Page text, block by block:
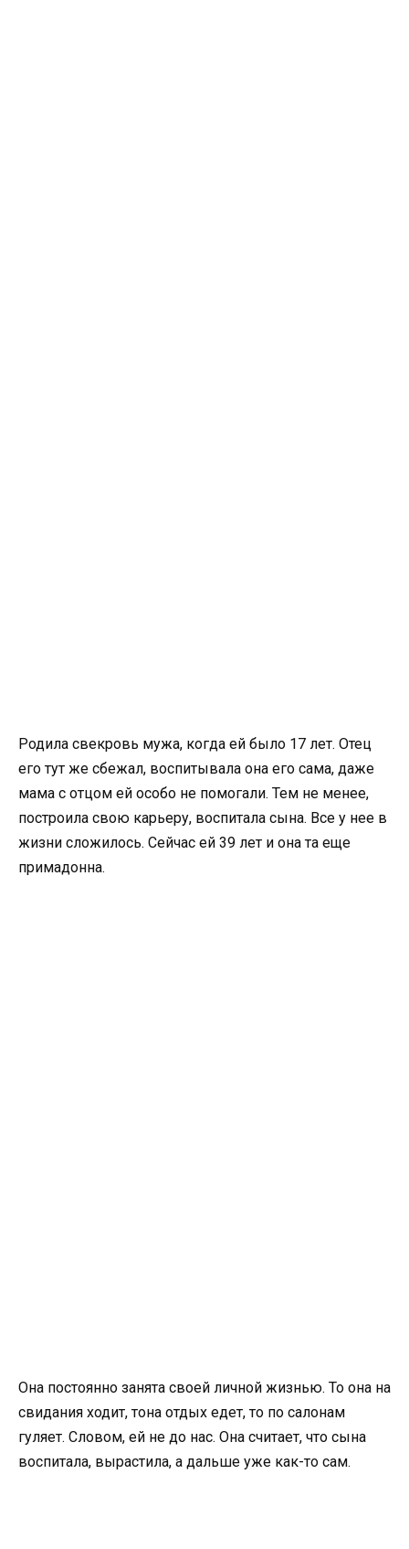
Родила свекровь мужа, когда ей было 17 лет. Отец
его тут же сбежал, воспитывала она его сама, даже
мама с отцом ей особо не помогали. Тем не менее,
построила свою карьеру, воспитала сына. Все у нее в
жизни сложилось. Сейчас ей 39 лет и она та еще
примадонна.
Она постоянно занята своей личной жизнью. То она на
свидания ходит, тона отдых едет, то по салонам
гуляет. Словом, ей не до нас. Она считает, что сына
воспитала, вырастила, а дальше уже как-то сам.